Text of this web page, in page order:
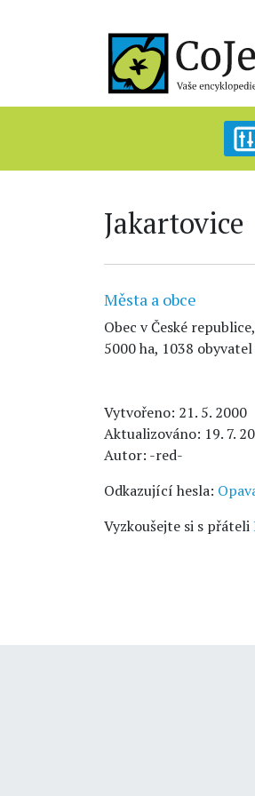
Jakartovice
Města a obce
Obec v České
5000 ha, 1038
Vytvořeno: 21. 5. 2000
Aktualizováno: 19. 7.
Autor: -red-
Odkazující hesla:
Vyzkoušejte si s přáteli